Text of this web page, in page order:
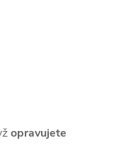
opravujete